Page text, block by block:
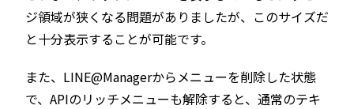
ジ領域が狭くなる問題がありましたが、このサイズだ
と十分表示することが可能です。
また、LINE@Managerからメニューを削除した状態
で、APIのリッチメニューも解除すると、通常のテキ